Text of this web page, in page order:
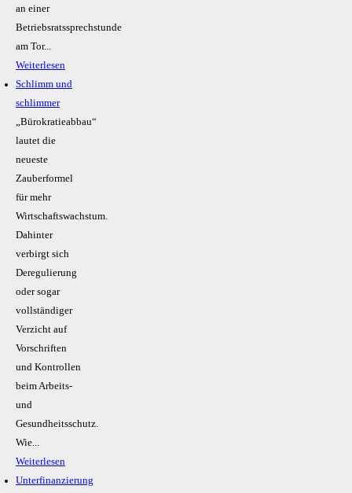
an einer
Betriebsratssprechstunde
am Tor...
Weiterlesen
Schlimm und
schlimmer
„Bürokratieabbau“
lautet die
neueste
Zauberformel
für mehr
Wirtschaftswachstum.
Dahinter
verbirgt sich
Deregulierung
oder sogar
vollständiger
Verzicht auf
Vorschriften
und Kontrollen
beim Arbeits-
und
Gesundheitsschutz.
Wie...
Weiterlesen
Unterfinanzierung